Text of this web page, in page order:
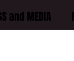
and MEDIA